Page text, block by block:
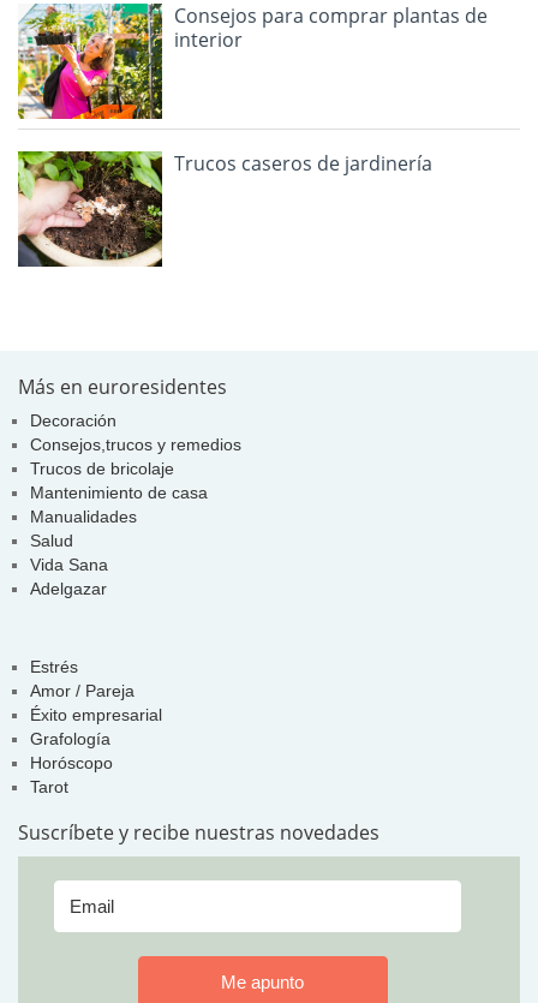
Consejos para comprar plantas de
interior
Trucos caseros de jardinería
Más en euroresidentes
Decoración
Consejos,trucos y remedios
Trucos de bricolaje
Mantenimiento de casa
Manualidades
Salud
Vida Sana
Adelgazar
Estrés
Amor / Pareja
Éxito empresarial
Grafología
Horóscopo
Tarot
Suscríbete y recibe nuestras novedades